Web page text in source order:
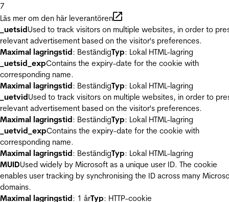
7
Läs mer om den här leverantören
_uetsidUsed to track visitors on multiple websites, in order to
relevant advertisement based on the visitor's preferences.
Maximal lagringstid: BeständigTyp: Lokal HTML-lagring
_uetsid_expContains the expiry-date for the cookie with
corresponding name.
Maximal lagringstid: BeständigTyp: Lokal HTML-lagring
_uetvidUsed to track visitors on multiple websites, in order to
relevant advertisement based on the visitor's preferences.
Maximal lagringstid: BeständigTyp: Lokal HTML-lagring
_uetvid_expContains the expiry-date for the cookie with
corresponding name.
Maximal lagringstid: BeständigTyp: Lokal HTML-lagring
MUIDUsed widely by Microsoft as a unique user ID. The cookie
enables user tracking by synchronising the ID across many
domains.
Maximal lagringstid: 1 årTyp: HTTP-cookie